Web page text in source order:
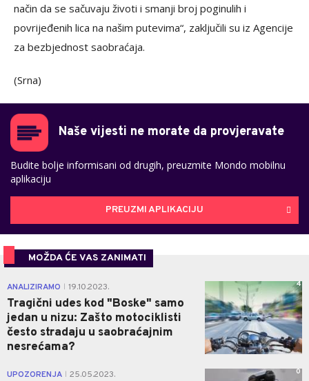
način da se sačuvaju životi i smanji broj poginulih i
povrijeđenih lica na našim putevima“, zaključili su iz Agencije
za bezbjednost saobraćaja.
(Srna)
Naše vijesti ne morate da provjeravate
Budite bolje informisani od drugih, preuzmite Mondo mobilnu
aplikaciju
PREUZMI APLIKACIJU
MOŽDA ĆE VAS ZANIMATI
ANALIZIRAMO 19.10.2023.
Tragični udes kod "Boske" samo
jedan u nizu: Zašto motociklisti
često stradaju u saobraćajnim
nesrećama?
4
UPOZORENJA 25.05.2023. 0